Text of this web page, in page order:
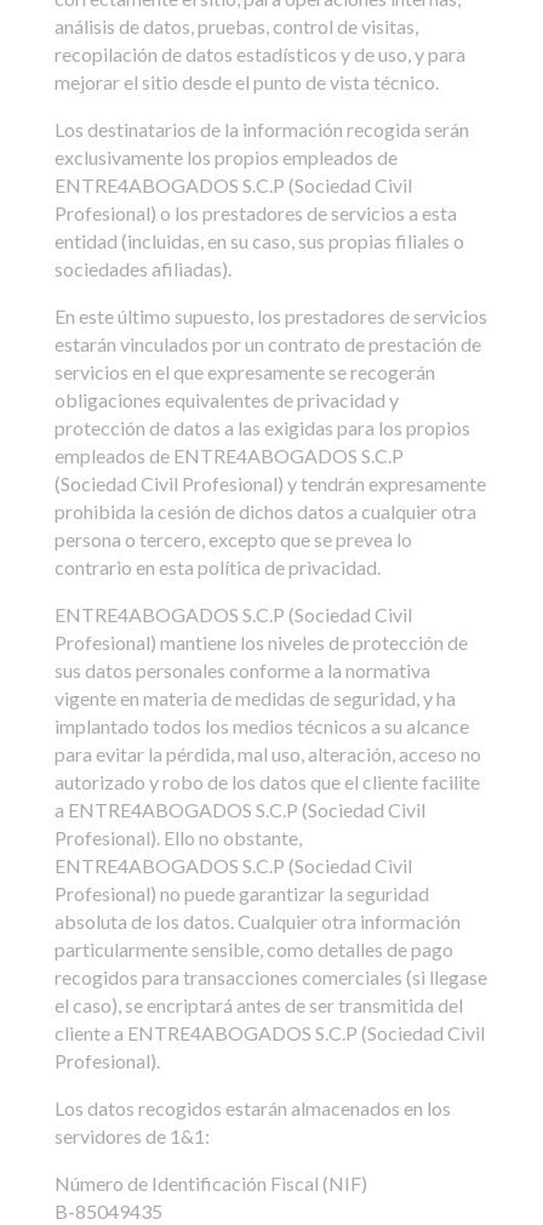
análisis de datos, pruebas, control de visitas,
recopilación de datos estadísticos y de uso, y para
mejorar el sitio desde el punto de vista técnico.
Los destinatarios de la información recogida serán
exclusivamente los propios empleados de
ENTRE4ABOGADOS S.C.P (Sociedad Civil
Profesional) o los prestadores de servicios a esta
entidad (incluidas, en su caso, sus propias filiales o
sociedades afiliadas).
En este último supuesto, los prestadores de servicios
estarán vinculados por un contrato de prestación de
servicios en el que expresamente se recogerán
obligaciones equivalentes de privacidad y
protección de datos a las exigidas para los propios
empleados de ENTRE4ABOGADOS S.C.P
(Sociedad Civil Profesional) y tendrán expresamente
prohibida la cesión de dichos datos a cualquier otra
persona o tercero, excepto que se prevea lo
contrario en esta política de privacidad.
ENTRE4ABOGADOS S.C.P (Sociedad Civil
Profesional) mantiene los niveles de protección de
sus datos personales conforme a la normativa
vigente en materia de medidas de seguridad, y ha
implantado todos los medios técnicos a su alcance
para evitar la pérdida, mal uso, alteración, acceso no
autorizado y robo de los datos que el cliente facilite
a ENTRE4ABOGADOS S.C.P (Sociedad Civil
Profesional). Ello no obstante,
ENTRE4ABOGADOS S.C.P (Sociedad Civil
Profesional) no puede garantizar la seguridad
absoluta de los datos. Cualquier otra información
particularmente sensible, como detalles de pago
recogidos para transacciones comerciales (si llegase
el caso), se encriptará antes de ser transmitida del
cliente a ENTRE4ABOGADOS S.C.P (Sociedad Civil
Profesional).
Los datos recogidos estarán almacenados en los
servidores de 1&1:
Número de Identificación Fiscal (NIF)
B-85049435